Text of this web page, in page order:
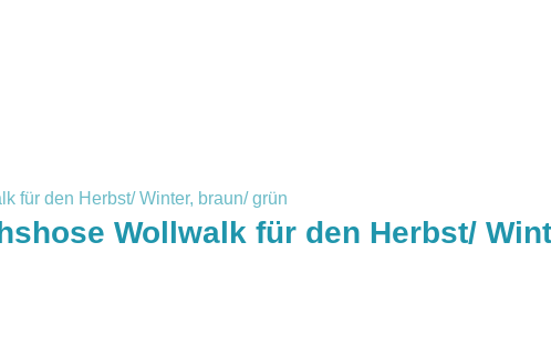
Wollwalk für den Herbst/